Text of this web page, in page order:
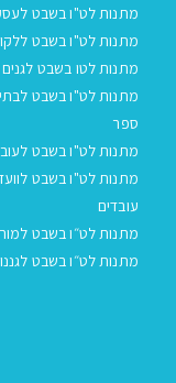
מתנות לט"ו בשבט
מתנות לט"ו בשבט
מתנות לטו בשבט לגנים
מתנות לט"ו בשבט לבתי
ספר
מתנות לט"ו בשבט
מתנות לט"ו בשבט
עובדים
מתנות לט״ו בשבט
מתנות לט״ו בשבט